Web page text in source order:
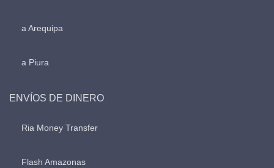
a Arequipa
a Piura
ENVÍOS DE DINERO
Ria Money Transfer
Flash Amazonas